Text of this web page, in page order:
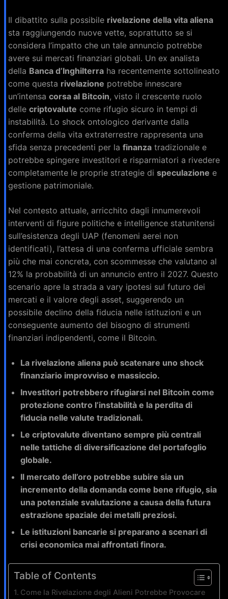
Il dibattito sulla possibile rivelazione della vita aliena
sta raggiungendo nuove vette, soprattutto se si
considera l’impatto che un tale annuncio potrebbe
avere sui mercati finanziari globali. Un ex analista
della Banca d’Inghilterra ha recentemente sottolineato
come questa rivelazione potrebbe innescare
un’intensa corsa al Bitcoin, visto il crescente ruolo
delle criptovalute come rifugio sicuro in tempi di
instabilità. Lo shock ontologico derivante dalla
conferma della vita extraterrestre rappresenta una
sfida senza precedenti per la finanza tradizionale e
potrebbe spingere investitori e risparmiatori a rivedere
completamente le proprie strategie di speculazione e
gestione patrimoniale.
Nel contesto attuale, arricchito dagli innumerevoli
interventi di figure politiche e intelligence statunitensi
sull’esistenza degli UAP (fenomeni aerei non
identificati), l’attesa di una conferma ufficiale sembra
più che mai concreta, con scommesse che valutano al
12% la probabilità di un annuncio entro il 2027. Questo
scenario apre la strada a vary ipotesi sul futuro dei
mercati e il valore degli asset, suggerendo un
possibile declino della fiducia nelle istituzioni e un
conseguente aumento del bisogno di strumenti
finanziari indipendenti, come il Bitcoin.
La rivelazione aliena può scatenare uno shock
finanziario improvviso e massiccio.
Investitori potrebbero rifugiarsi nel Bitcoin come
protezione contro l’instabilità e la perdita di
fiducia nelle valute tradizionali.
Le criptovalute diventano sempre più centrali
nelle tattiche di diversificazione del portafoglio
globale.
Il mercato dell’oro potrebbe subire sia un
incremento della domanda come bene rifugio, sia
una potenziale svalutazione a causa della futura
estrazione spaziale dei metalli preziosi.
Le istituzioni bancarie si preparano a scenari di
crisi economica mai affrontati finora.
Table of Contents
Come la Rivelazione degli Alieni Potrebbe Provocare